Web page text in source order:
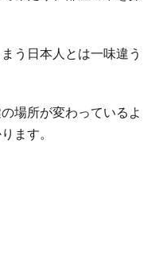
う日本人とは一味違う
場所が変わっているよ
ます。